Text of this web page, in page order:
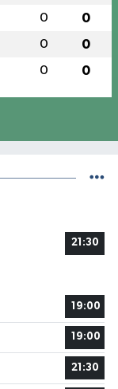
0 0
0 0
0 0
21:30
19:00
19:00
21:30